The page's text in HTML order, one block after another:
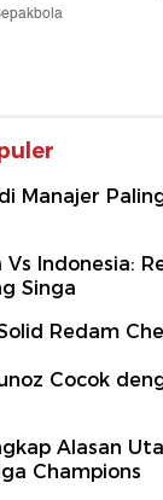
Manajer
Vs Indonesia:
Singa
Redam
Cocok
Alasan
Champions